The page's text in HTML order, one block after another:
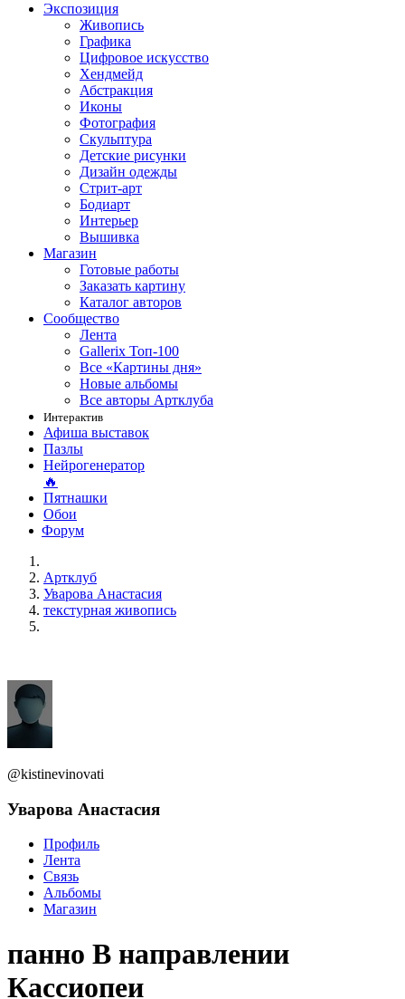
Экспозиция
Живопись
Графика
Цифровое искусство
Хендмейд
Абстракция
Иконы
Фотография
Скульптура
Детские рисунки
Дизайн одежды
Стрит-арт
Бодиарт
Интерьер
Вышивка
Магазин
Готовые работы
Заказать картину
Каталог авторов
Сообщество
Лента
Gallerix Топ-100
Все «Картины дня»
Новые альбомы
Все авторы Артклуба
Интерактив
Афиша выставок
Пазлы
Нейрогенератор
🔥
Пятнашки
Обои
Форум
Артклуб
Уварова Анастасия
текстурная живопись
@kistinevinovati
Уварова Анастасия
Профиль
Лента
Связь
Альбомы
Магазин
панно В направлении
Кассиопеи